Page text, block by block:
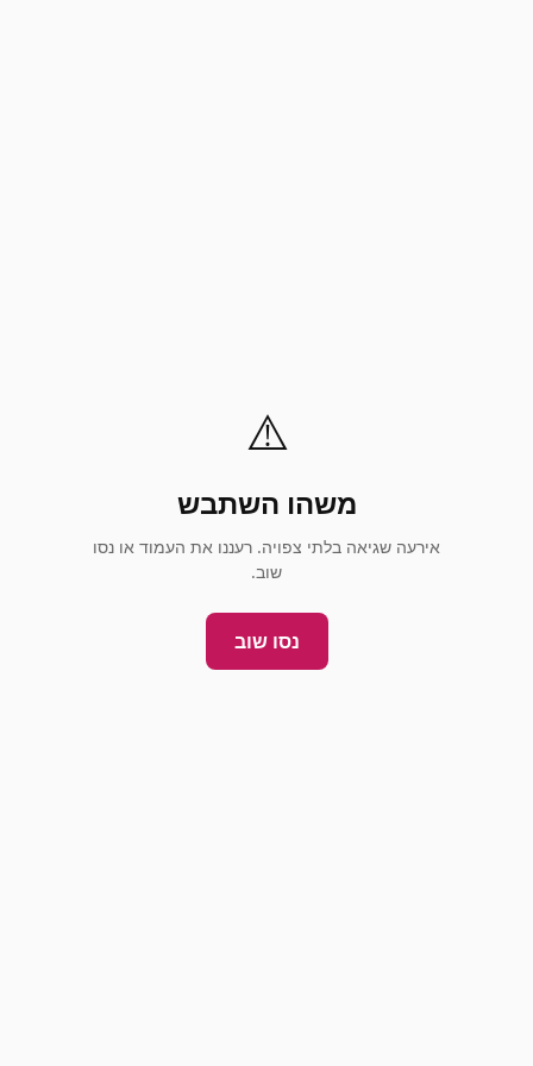
⚠️
משהו השתבש
אירעה שגיאה בלתי צפויה. רעננו את העמוד או נסו
שוב.
נסו שוב